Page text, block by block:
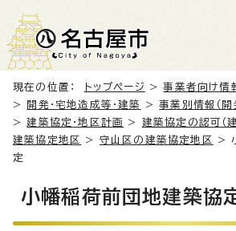
現在の位置： トップページ >事業者向け情
>
開発・宅地造成等・建築 >事業別情報（開
>建築協定・地区計画 > 建築協定の認可（
建築協定地区
> 守山区の建築協定地区
>
定
小幡稲荷前団地建築協